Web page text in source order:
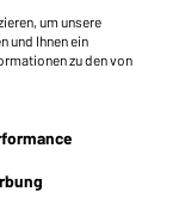
um unsere
und Ihnen ein
zu den von